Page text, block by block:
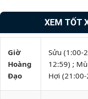
XEM TỐT
Giờ
Hoàng
Đạo
Sửu (1:00-
12:59) ;
Hợi